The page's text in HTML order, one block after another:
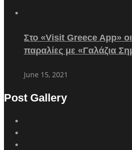
Στο «Visit Greece App»
παραλίες με «Γαλάζια
June 15, 2021
Post Gallery